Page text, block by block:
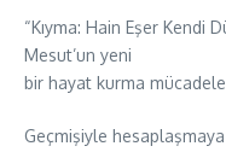
“Kıyma: Hain Eşer Kendi
Mesut’un yeni
bir hayat kurma
Geçmişiyle hesaplaşmaya